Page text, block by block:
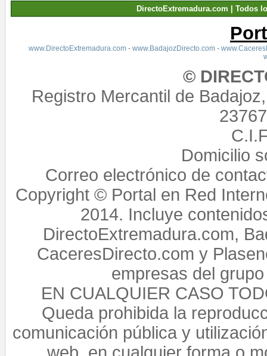
DirectoExtremadura.com | Todos
www.DirectoExtremadura.com- www.BadajozDirecto.com-
©
Registro Mercantil de
Domicilio
Correo electrónico de
Copyright © Portal en Red
2014. Incluye
DirectoExtremadura.com,
CaceresDirecto.com y
empresas del
EN CUALQUIER CASO
Queda prohibida la
comunicación pública y